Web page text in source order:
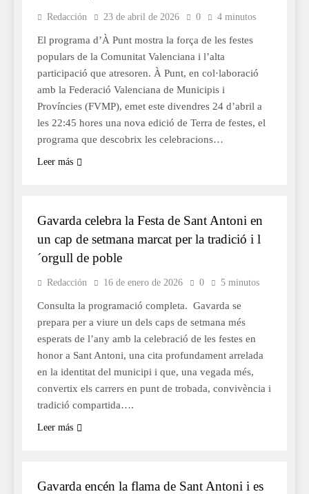
Redacción 23 de abril de 2026 0 4 minutos
El programa d’À Punt mostra la força de les festes
populars de la Comunitat Valenciana i l’alta
participació que atresoren. À Punt, en col·laboració
amb la Federació Valenciana de Municipis i
Províncies (FVMP), emet este divendres 24 d’abril a
les 22:45 hores una nova edició de Terra de festes, el
programa que descobrix les celebracions…
Leer más
Gavarda celebra la Festa de Sant Antoni en
un cap de setmana marcat per la tradició i l
´orgull de poble
Redacción 16 de enero de 2026 0 5 minutos
Consulta la programació completa. Gavarda se
prepara per a viure un dels caps de setmana més
esperats de l’any amb la celebració de les festes en
honor a Sant Antoni, una cita profundament arrelada
en la identitat del municipi i que, una vegada més,
convertix els carrers en punt de trobada, convivència i
tradició compartida….
Leer más
Gavarda encén la flama de Sant Antoni i es